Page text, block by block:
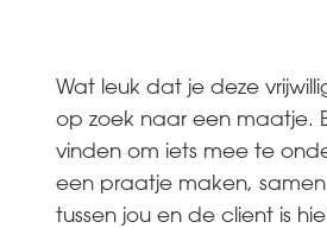
Wat leuk dat je deze
op zoek naar een maatje.
vinden om iets mee te
een praatje maken,
tussen jou en de client is